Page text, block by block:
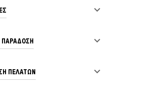


ΠΕΛΑΤΏΝ 